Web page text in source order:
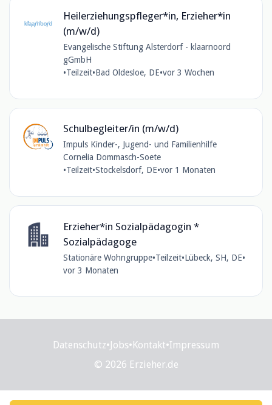
Heilerziehungspfleger*in, Erzieher*in
(m/w/d)
Evangelische Stiftung Alsterdorf - klaarnoord
gGmbH
•Teilzeit•Bad Oldesloe, DE•vor 3 Wochen
Schulbegleiter/in (m/w/d)
Impuls Kinder-, Jugend- und Familienhilfe
Cornelia Dommasch-Soete
•Teilzeit•Stockelsdorf, DE•vor 1 Monaten
Erzieher*in Sozialpädagogin *
Sozialpädagoge
Stationäre Wohngruppe•Teilzeit•Lübeck, SH, DE•
vor 3 Monaten
Datenschutz•Jobs•Kontakt•Impressum
© 2026 Erzieher.de